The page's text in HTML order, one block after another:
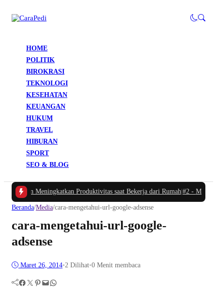
HOME
POLITIK
BIROKRASI
TEKNOLOGI
KESEHATAN
KEUANGAN
HUKUM
TRAVEL
HIBURAN
SPORT
SEO & BLOG
dan Meningkatkan Produktivitas saat Bekerja dari Rumah|#2 -
Beranda/Media/cara-mengetahui-url-google-adsense
cara-mengetahui-url-google-
adsense
Maret 26, 2014•2 Dilihat•0 Menit membaca
Facebook Twitter Pinterest Mail WhatsApp